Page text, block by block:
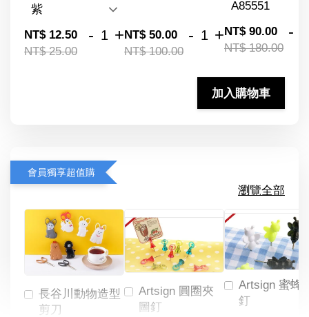
NT$ 12.50
NT$ 25.00
- +NT$ 50.00
NT$ 100.00
- +NT$ 90.00
NT$ 180.00
-
加入購物車
會員獨享超值購
瀏覽全部
長谷川動物造型
剪刀
Artsign 圓圈夾
圖釘
Artsign 蜜蜂
釘